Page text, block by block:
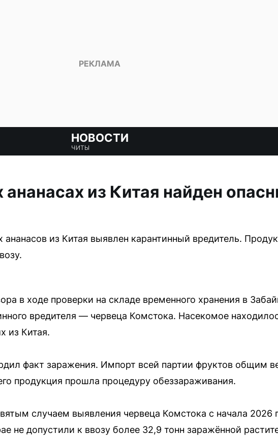
НОВОСТИ
ЧИТЫ
ананасах из Китая найден
ананасов из Китая выявлен карантинный вредитель.
в ходе проверки на складе временного хранения в
вредителя — червеца Комстока. Насекомое
из Китая.
факт заражения. Импорт всей партии фруктов общим
продукция прошла процедуру обеззараживания.
случаем выявления червеца Комстока с начала 2026
не допустили к ввозу более 32,9 тонн заражённой